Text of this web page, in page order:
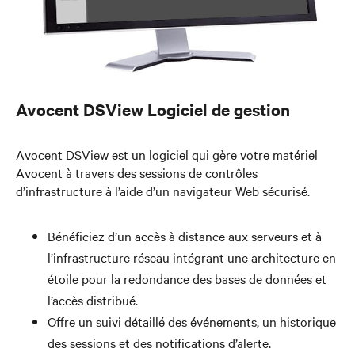
Avocent DSView Logiciel de gestion
Avocent DSView est un logiciel qui gère votre matériel
Avocent à travers des sessions de contrôles
d’infrastructure à l’aide d’un navigateur Web sécurisé.
Bénéficiez d’un accès à distance aux serveurs et à
l’infrastructure réseau intégrant une architecture en
étoile pour la redondance des bases de données et
l’accès distribué.
Offre un suivi détaillé des événements, un historique
des sessions et des notifications d’alerte.